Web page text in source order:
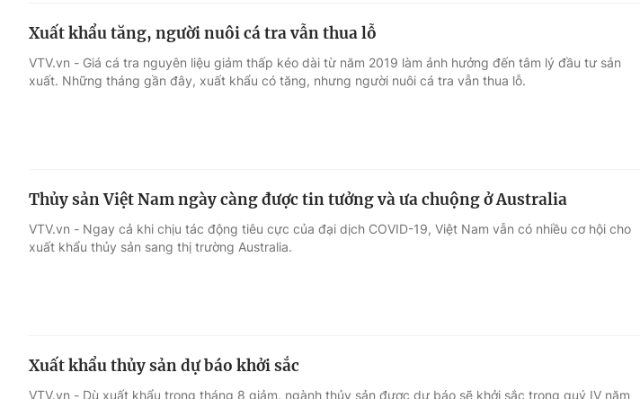
Xuất khẩu tăng, người nuôi cá tra vẫn thua lỗ
VTV.vn - Giá cá tra nguyên liệu giảm thấp kéo dài từ năm 2019 làm ảnh hưởng đến tâm lý đầu tư sản
xuất. Những tháng gần đây, xuất khẩu có tăng, nhưng người nuôi cá tra vẫn thua lỗ.
Thủy sản Việt Nam ngày càng được tin tưởng và ưa chuộng ở Australia
VTV.vn - Ngay cả khi chịu tác động tiêu cực của đại dịch COVID-19, Việt Nam vẫn có nhiều cơ hội cho
xuất khẩu thủy sản sang thị trường Australia.
Xuất khẩu thủy sản dự báo khởi sắc
VTV.vn - Dù xuất khẩu trong tháng 8 giảm, ngành thủy sản được dự báo sẽ khởi sắc trong quý IV năm